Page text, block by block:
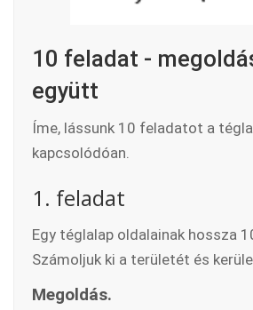
10 feladat -
együtt
Íme, lássunk 10 feladatot a
kapcsolódóan.
1. feladat
Egy téglalap oldalainak hossza
Számoljuk ki a területét és
Megoldás.